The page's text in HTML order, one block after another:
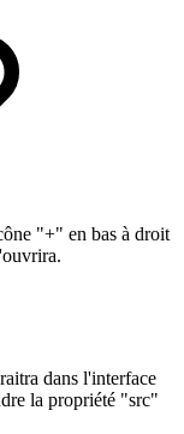
"+" en bas à droit
dans l'interface
la propriété "src"